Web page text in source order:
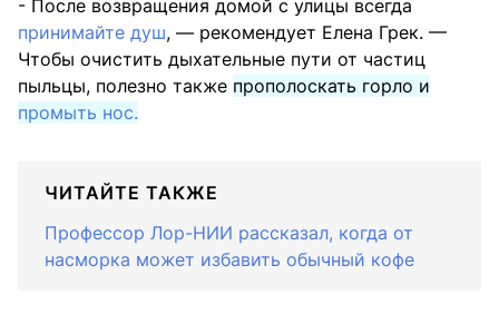
- После возвращения домой с улицы всегда
принимайте душ, — рекомендует Елена Грек. —
Чтобы очистить дыхательные пути от частиц
пыльцы, полезно также прополоскать горло и
промыть нос.
ЧИТАЙТЕ ТАКЖЕ
Профессор Лор-НИИ рассказал, когда от
насморка может избавить обычный кофе